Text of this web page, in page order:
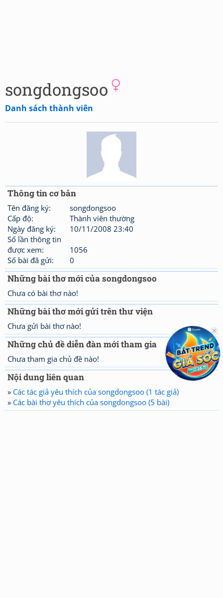
songdongsoo
Danh sách thành viên
Thông tin cơ bản
Tên đăng ký:
songdongsoo
Cấp độ:
Thành viên thường
Ngày đăng ký:
10/11/2008 23:40
Số lần thông tin
được xem:
1056
Số bài đã gửi:
0
Những bài thơ mới của songdongsoo
Chưa có bài thơ nào!
Những bài thơ mới gửi trên thư viện
Chưa gửi bài thơ nào!
Những chủ đề diễn đàn mới tham gia
Chưa tham gia chủ đề nào!
Nội dung liên quan
» Các tác giả yêu thích của songdongsoo (1 tác giả)
» Các bài thơ yêu thích của songdongsoo (5 bài)